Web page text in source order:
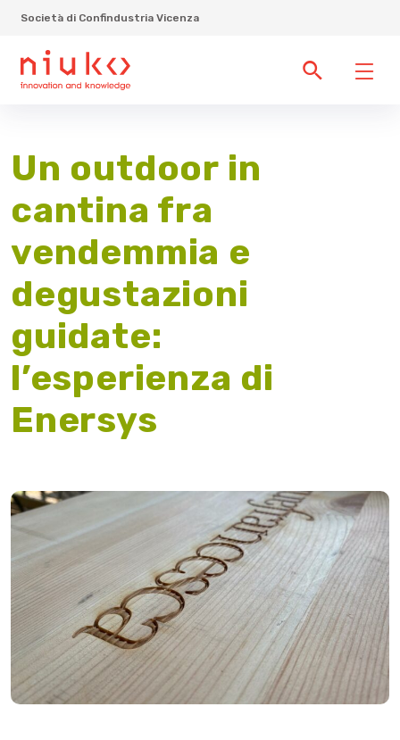
Società di Confindustria Vicenza
Un outdoor in
cantina fra
vendemmia e
degustazioni
guidate:
l’esperienza di
Enersys